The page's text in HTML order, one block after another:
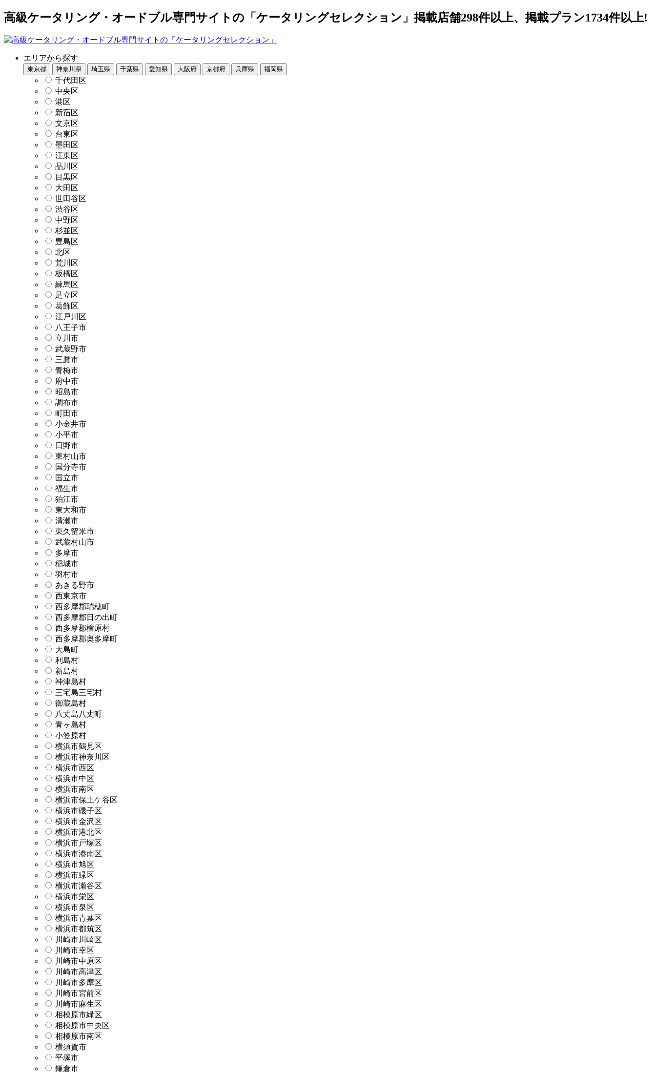
高級ケータリング・オードブル専門サイトの「ケータリングセレクション」掲載店舗298件以上、掲載プラン1734件以上!
エリアから探す
東京都 神奈川県 埼玉県 千葉県 愛知県 大阪府 京都府 兵庫県 福岡県
千代田区
中央区
港区
新宿区
文京区
台東区
墨田区
江東区
品川区
目黒区
大田区
世田谷区
渋谷区
中野区
杉並区
豊島区
北区
荒川区
板橋区
練馬区
足立区
葛飾区
江戸川区
八王子市
立川市
武蔵野市
三鷹市
青梅市
府中市
昭島市
調布市
町田市
小金井市
小平市
日野市
東村山市
国分寺市
国立市
福生市
狛江市
東大和市
清瀬市
東久留米市
武蔵村山市
多摩市
稲城市
羽村市
あきる野市
西東京市
西多摩郡瑞穂町
西多摩郡日の出町
西多摩郡檜原村
西多摩郡奥多摩町
大島町
利島村
新島村
神津島村
三宅島三宅村
御蔵島村
八丈島八丈町
青ヶ島村
小笠原村
横浜市鶴見区
横浜市神奈川区
横浜市西区
横浜市中区
横浜市南区
横浜市保土ケ谷区
横浜市磯子区
横浜市金沢区
横浜市港北区
横浜市戸塚区
横浜市港南区
横浜市旭区
横浜市緑区
横浜市瀬谷区
横浜市栄区
横浜市泉区
横浜市青葉区
横浜市都筑区
川崎市川崎区
川崎市幸区
川崎市中原区
川崎市高津区
川崎市多摩区
川崎市宮前区
川崎市麻生区
相模原市緑区
相模原市中央区
相模原市南区
横須賀市
平塚市
鎌倉市